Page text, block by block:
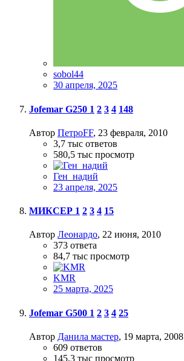
sobol44
30 апреля, 2025
Jofemar G250 1 2 3 4 148
Автор ПетроFF, 23 февраля, 2010
3,7 тыс ответов
580,5 тыс просмотр
Ген_надий
23 апреля, 2025
МИКСЕР 1 2 3 4 15
Автор Леонардо, 22 июня, 2010
373 ответа
84,7 тыс просмотр
KMR
25 марта, 2025
Jofemar G500 1 2 3 4 25
Автор Данила мастер, 19 марта, 2008
609 ответов
145,3 тыс просмотр